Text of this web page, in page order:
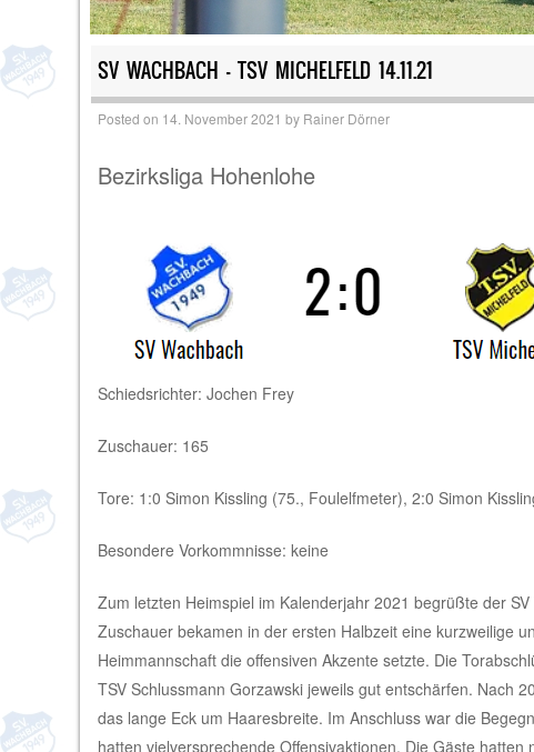
SV WACHBACH – TSV MICHELFELD 14.11.21
Posted on 14. November 2021 by Rainer Dörner
Bezirksliga Hohenlohe
Schiedsrichter: Jochen Frey
Zuschauer: 165
Tore: 1:0 Simon Kissling (75., Foulelfmeter), 2:0 Simon
Besondere Vorkommnisse: keine
Zum letzten Heimspiel im Kalenderjahr 2021 begrüßte der
Zuschauer bekamen in der ersten Halbzeit eine kurzweilige
Heimmannschaft die offensiven Akzente setzte. Die
TSV Schlussmann Gorzawski jeweils gut entschärfen. Nach
das lange Eck um Haaresbreite. Im Anschluss war die
hatten vielversprechende Offensivaktionen. Die Gäste